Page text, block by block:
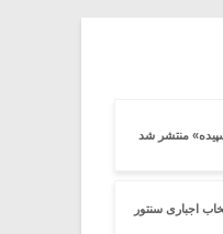
منتشر شد
اجباری سنتور